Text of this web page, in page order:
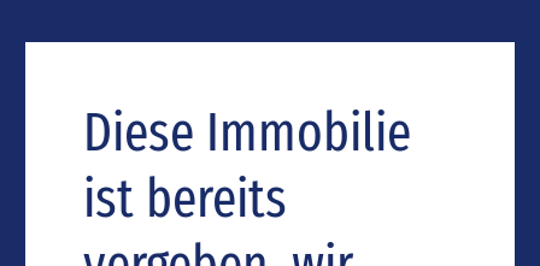
Diese Immobilie
ist bereits